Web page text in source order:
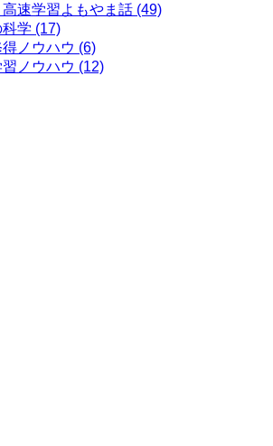
速学習よもやま話 (49)
学 (17)
ノウハウ (6)
ノウハウ (12)